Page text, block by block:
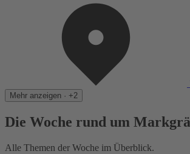
Mehr anzeigen · +2
Die Woche rund um
Alle Themen der Woche im Überblick.